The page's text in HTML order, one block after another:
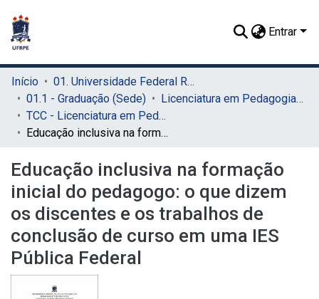
Entrar
Início
01. Universidade Federal Rural de Pernambuco - UFRPE (Sede)
01.1 - Graduação (Sede)
Licenciatura em Pedagogia (Sede)
TCC - Licenciatura em Pedagogia (Sede)
Educação inclusiva na formação inicial do pedagogo: o que dizem os discentes e os trabalhos de conclusão de curso em uma IES Pública Federal
Educação inclusiva na formação
inicial do pedagogo: o que dizem
os discentes e os trabalhos de
conclusão de curso em uma IES
Pública Federal